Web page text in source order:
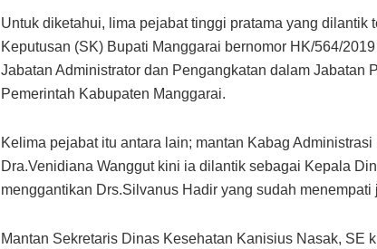
Untuk diketahui, lima pejabat tinggi pratama yang dilantik
Keputusan (SK) Bupati Manggarai bernomor HK/564/
Jabatan Administrator dan Pengangkatan dalam Jabatan
Pemerintah Kabupaten Manggarai.
Kelima pejabat itu antara lain; mantan Kabag Administrasi
Dra.Venidiana Wanggut kini ia dilantik sebagai Kepala
menggantikan Drs.Silvanus Hadir yang sudah
Mantan Sekretaris Dinas Kesehatan Kanisius Nasak, SE